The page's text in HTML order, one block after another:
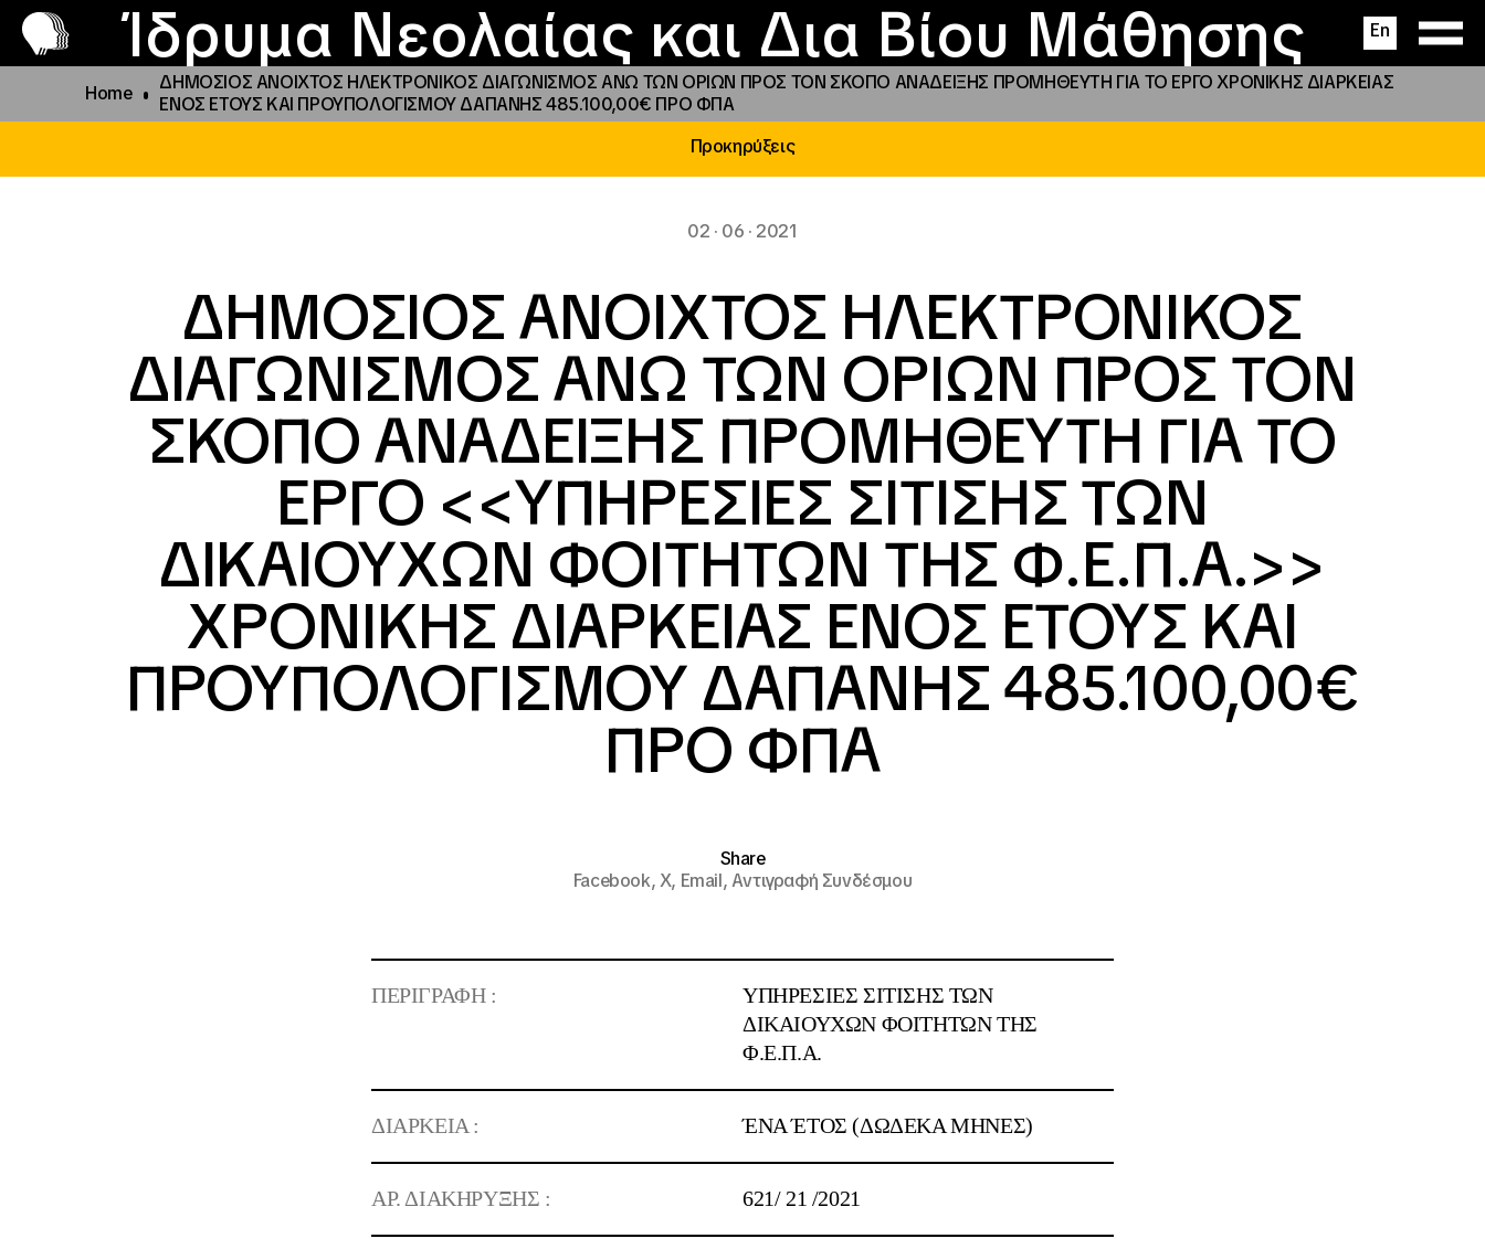
Ίδρυμα Νεολαίας και Δια Βίου Μάθησης En
Το ΙΝΕΔΙΒΙΜ
Προγράμματα και δράσεις
Φοιτητικές Εστίες
Παραχώρηση αιγίδας
Νέα
Επικοινωνία
Home
ΔΗΜΟΣΙΟΣ ΑΝΟΙΧΤΟΣ ΗΛΕΚΤΡΟΝΙΚΟΣ ΔΙΑΓΩΝΙΣΜΟΣ ΑΝΩ ΤΩΝ ΟΡΙΩΝ ΠΡΟΣ ΤΟΝ ΣΚΟΠΟ ΑΝΑΔΕΙΞΗΣ ΠΡΟΜΗΘΕΥΤΗ ΓΙΑ ΤΟ ΕΡΓΟ ΧΡΟΝΙΚΗΣ ΔΙΑΡΚΕΙΑΣ
ΕΝΟΣ ΕΤΟΥΣ ΚΑΙ ΠΡΟΥΠΟΛΟΓΙΣΜΟΥ ΔΑΠΑΝΗΣ 485.100,00€ ΠΡΟ ΦΠΑ
Προκηρύξεις
02 · 06 · 2021
ΔΗΜΟΣΙΟΣ ΑΝΟΙΧΤΟΣ ΗΛΕΚΤΡΟΝΙΚΟΣ
ΔΙΑΓΩΝΙΣΜΟΣ ΑΝΩ ΤΩΝ ΟΡΙΩΝ ΠΡΟΣ ΤΟΝ
ΣΚΟΠΟ ΑΝΑΔΕΙΞΗΣ ΠΡΟΜΗΘΕΥΤΗ ΓΙΑ ΤΟ
ΕΡΓΟ <<ΥΠΗΡΕΣΙΕΣ ΣΙΤΙΣΗΣ ΤΩΝ
ΔΙΚΑΙΟΥΧΩΝ ΦΟΙΤΗΤΩΝ ΤΗΣ Φ.Ε.Π.Α.>>
ΧΡΟΝΙΚΗΣ ΔΙΑΡΚΕΙΑΣ ΕΝΟΣ ΕΤΟΥΣ ΚΑΙ
ΠΡΟΥΠΟΛΟΓΙΣΜΟΥ ΔΑΠΑΝΗΣ 485.100,00€
ΠΡΟ ΦΠΑ
Share
Facebook,X, Email,Αντιγραφή Συνδέσμου
ΠΕΡΙΓΡΑΦΗ :
ΥΠΗΡΕΣΙΕΣ ΣΙΤΙΣΗΣ ΤΩΝ
ΔΙΚΑΙΟΥΧΩΝ ΦΟΙΤΗΤΩΝ ΤΗΣ
Φ.Ε.Π.Α.
ΔΙΑΡΚΕΙΑ : ΈΝΑ ΈΤΟΣ (ΔΩΔΕΚΑ ΜΗΝΕΣ)
ΑΡ. ΔΙΑΚΗΡΥΞΗΣ : 621/ 21 /2021